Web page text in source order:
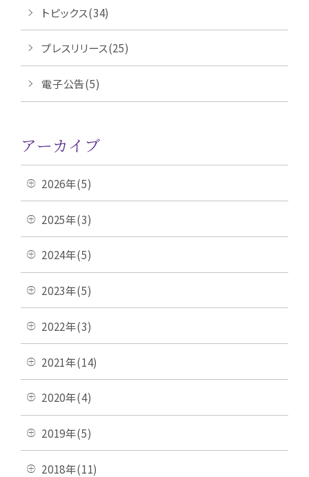
トピックス(34)
プレスリリース(25)
電子公告(5)
アーカイブ
2026年(5)
2025年(3)
2024年(5)
2023年(5)
2022年(3)
2021年(14)
2020年(4)
2019年(5)
2018年(11)